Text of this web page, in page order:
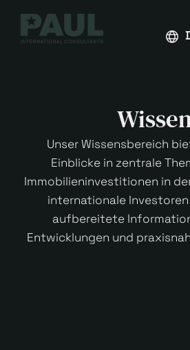
Unser Wissensbereich
Einblicke in zentrale
Immobilieninvestitionen in
internationale
aufbereitete
Entwicklungen und